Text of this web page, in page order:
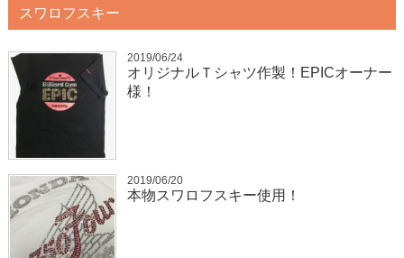
スワロフスキー
2019/06/24
オリジナルＴシャツ作製！EPICオーナー
様！
2019/06/20
本物スワロフスキー使用！